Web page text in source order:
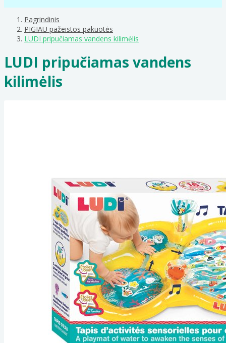
Pagrindinis
PIGIAU pažeistos pakuotės
LUDI pripučiamas vandens kilimėlis
LUDI pripučiamas vandens
kilimėlis